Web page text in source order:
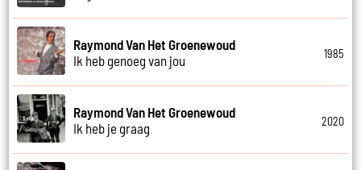
Raymond Van Het Groenewoud
Ik heb genoeg van jou
1985
Raymond Van Het Groenewoud
Ik heb je graag
2020